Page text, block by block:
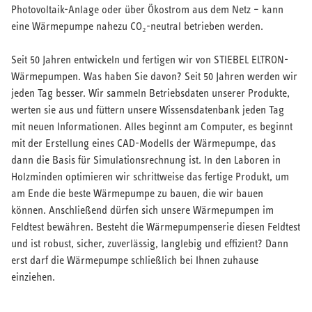
Photovoltaik-Anlage oder über Ökostrom aus dem Netz – kann
eine Wärmepumpe nahezu CO₂-neutral betrieben werden.
Seit 50 Jahren entwickeln und fertigen wir von STIEBEL ELTRON-
Wärmepumpen. Was haben Sie davon? Seit 50 Jahren werden wir
jeden Tag besser. Wir sammeln Betriebsdaten unserer Produkte,
werten sie aus und füttern unsere Wissensdatenbank jeden Tag
mit neuen Informationen. Alles beginnt am Computer, es beginnt
mit der Erstellung eines CAD-Modells der Wärmepumpe, das
dann die Basis für Simulationsrechnung ist. In den Laboren in
Holzminden optimieren wir schrittweise das fertige Produkt, um
am Ende die beste Wärmepumpe zu bauen, die wir bauen
können. Anschließend dürfen sich unsere Wärmepumpen im
Feldtest bewähren. Besteht die Wärmepumpenserie diesen Feldtest
und ist robust, sicher, zuverlässig, langlebig und effizient? Dann
erst darf die Wärmepumpe schließlich bei Ihnen zuhause
einziehen.